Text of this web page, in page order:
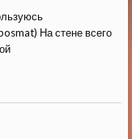
На стене всего